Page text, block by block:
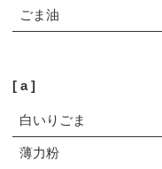
ごま油
a
白いりごま
薄力粉